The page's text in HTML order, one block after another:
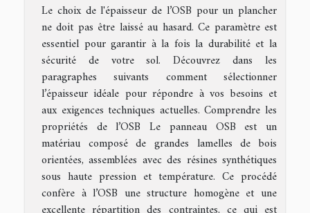
Le choix de l'épaisseur de l’OSB pour un plancher
ne doit pas être laissé au hasard. Ce paramètre est
essentiel pour garantir à la fois la durabilité et la
sécurité de votre sol. Découvrez dans les
paragraphes suivants comment sélectionner
l’épaisseur idéale pour répondre à vos besoins et
aux exigences techniques actuelles. Comprendre les
propriétés de l’OSB Le panneau OSB est un
matériau composé de grandes lamelles de bois
orientées, assemblées avec des résines synthétiques
sous haute pression et température. Ce procédé
confère à l’OSB une structure homogène et une